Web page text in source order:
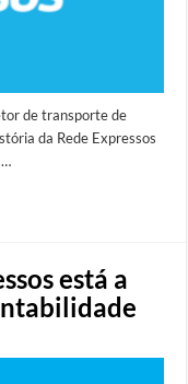
de transporte de
da Rede Expressos
…
está a